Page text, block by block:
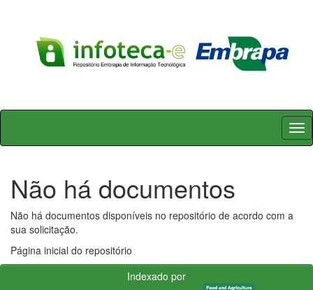
Skip
Não há documentos
Não há documentos disponíveis no repositório de acordo com a
sua solicitação.
Página inicial do repositório
Indexado por